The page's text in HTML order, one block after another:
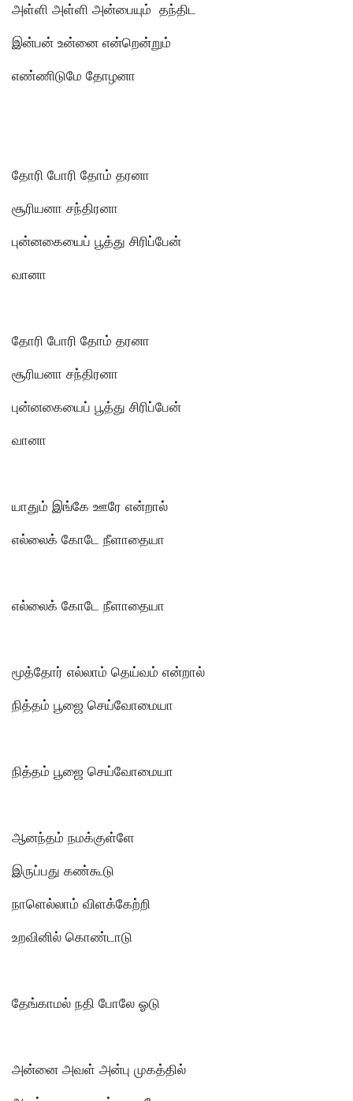
அள்ளி அள்ளி அன்பையும் தந்திட
இன்பன் உன்னை என்றென்றும்
எண்ணிடுமே தோழனா
தோரி போரி தோம் தரனா
சூரியனா சந்திரனா
புன்னகையைப் பூத்து சிரிப்பேன்
வானா
தோரி போரி தோம் தரனா
சூரியனா சந்திரனா
புன்னகையைப் பூத்து சிரிப்பேன்
வானா
யாதும் இங்கே ஊரே என்றால்
எல்லைக் கோடே நீளாதையா
எல்லைக் கோடே நீளாதையா
மூத்தோர் எல்லாம் தெய்வம் என்றால்
நித்தம் பூஜை செய்வோமையா
நித்தம் பூஜை செய்வோமையா
ஆனந்தம் நமக்குள்ளே
இருப்பது கண்கூடு
நாளெல்லாம் விளக்கேற்றி
உறவினில் கொண்டாடு
தேங்காமல் நதி போலே ஓடு
அன்னை அவள் அன்பு முகத்தில்